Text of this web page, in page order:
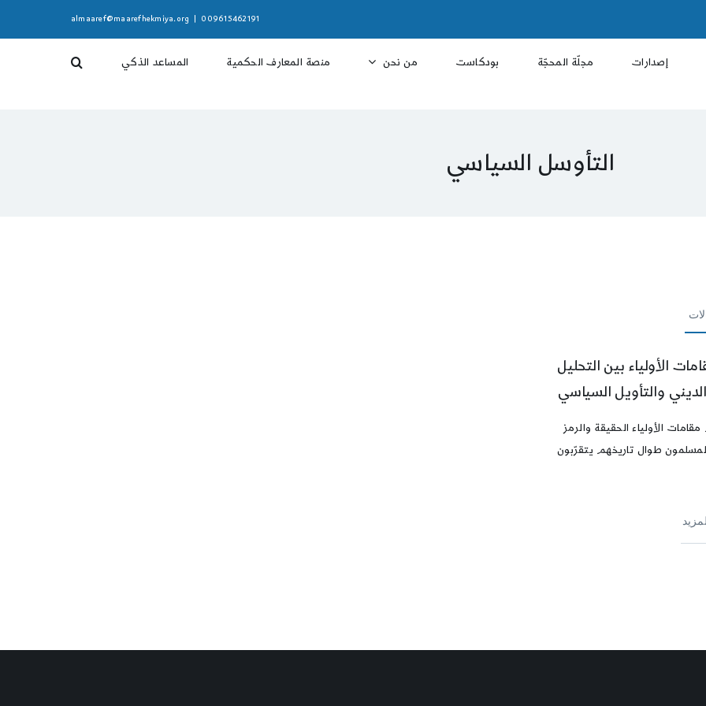
009615462191
almaaref@maarefhekmiya.org
إصدارات مجلّة المحجّة بودكاست من نحن منصة المعارف الحكمية المساعد الذكي
التأوسل السياسي
الأولياء بين التحليل
الديني والتأويل السياسي
الأولياء الحقيقة والرمز
طوال تاريخهم يتقرّبون